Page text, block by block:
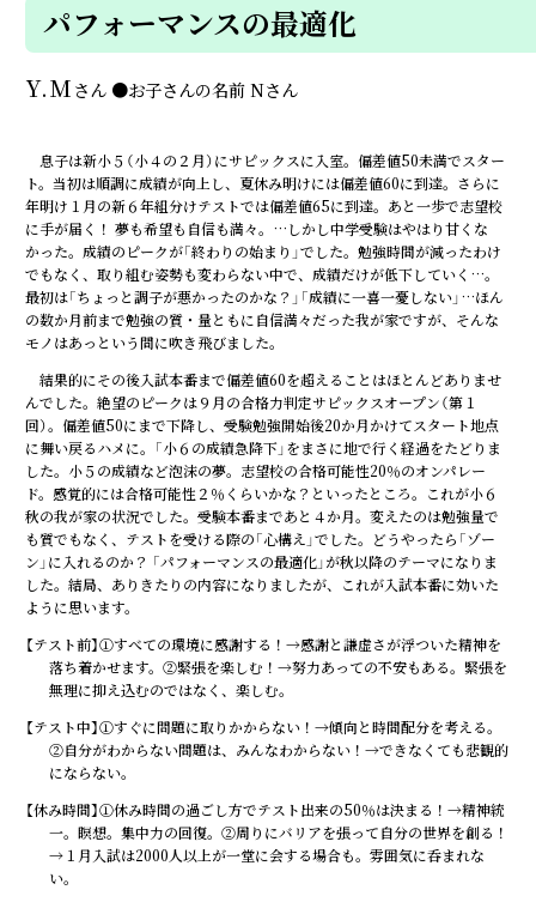
パフォーマンスの最適化
Y.M さん ●お子さんの名前Nさん
息子は新小５（小４の２月）にサピックスに入室。偏差値50未満でスター
ト。当初は順調に成績が向上し、夏休み明けには偏差値60に到達。さらに
年明け１月の新６年組分けテストでは偏差値65に到達。あと一歩で志望校
に手が届く！ 夢も希望も自信も満々。…しかし中学受験はやはり甘くな
かった。成績のピークが「終わりの始まり」でした。勉強時間が減ったわけ
でもなく、取り組む姿勢も変わらない中で、成績だけが低下していく…。
最初は「ちょっと調子が悪かったのかな？」「成績に一喜一憂しない」…ほん
の数か月前まで勉強の質・量ともに自信満々だった我が家ですが、そんな
モノはあっという間に吹き飛びました。
結果的にその後入試本番まで偏差値60を超えることはほとんどありませ
んでした。絶望のピークは９月の合格力判定サピックスオープン（第１
回）。偏差値50にまで下降し、受験勉強開始後20か月かけてスタート地点
に舞い戻るハメに。「小６の成績急降下」をまさに地で行く経過をたどりま
した。小５の成績など泡沫の夢。志望校の合格可能性20％のオンパレー
ド。感覚的には合格可能性２％くらいかな？といったところ。これが小６
秋の我が家の状況でした。受験本番まであと４か月。変えたのは勉強量で
も質でもなく、テストを受ける際の「心構え」でした。どうやったら「ゾー
ン」に入れるのか？ 「パフォーマンスの最適化」が秋以降のテーマになりま
した。結局、ありきたりの内容になりましたが、これが入試本番に効いた
ように思います。
【テスト前】①すべての環境に感謝する！→感謝と謙虚さが浮ついた精神を
落ち着かせます。②緊張を楽しむ！→努力あっての不安もある。緊張を
無理に抑え込むのではなく、楽しむ。
【テスト中】①すぐに問題に取りかからない！→傾向と時間配分を考える。
②自分がわからない問題は、みんなわからない！→できなくても悲観的
にならない。
【休み時間】①休み時間の過ごし方でテスト出来の50％は決まる！→精神統
一。瞑想。集中力の回復。②周りにバリアを張って自分の世界を創る！
→１月入試は2000人以上が一堂に会する場合も。雰囲気に呑まれな
い。